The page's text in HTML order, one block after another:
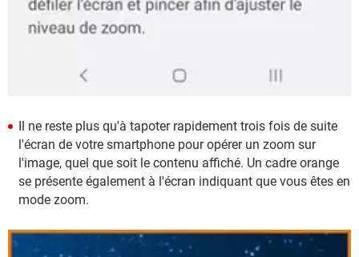
Il ne reste plus qu'à tapoter rapidement trois fois de suite
l'écran de votre smartphone pour opérer un zoom sur
l'image, quel que soit le contenu affiché. Un cadre orange
se présente également à l'écran indiquant que vous êtes en
mode zoom.